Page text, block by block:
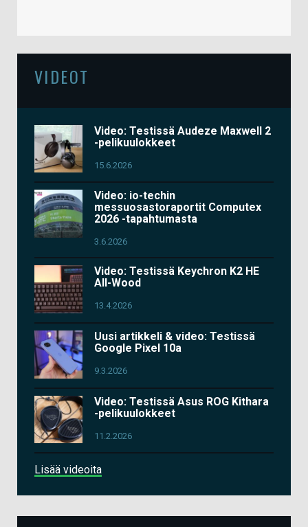
VIDEOT
Video: Testissä Audeze Maxwell 2
-pelikuulokkeet
15.6.2026
Video: io-techin
messuosastoraportit Computex
2026 -tapahtumasta
3.6.2026
Video: Testissä Keychron K2 HE
All-Wood
13.4.2026
Uusi artikkeli & video: Testissä
Google Pixel 10a
9.3.2026
Video: Testissä Asus ROG Kithara
-pelikuulokkeet
11.2.2026
Lisää videoita